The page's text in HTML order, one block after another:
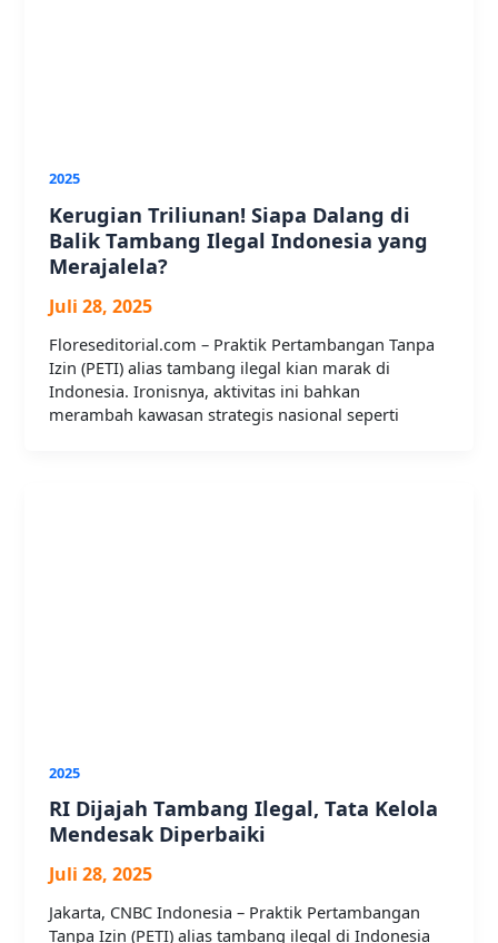
2025
Kerugian Triliunan! Siapa Dalang di
Balik Tambang Ilegal Indonesia yang
Merajalela?
Juli 28, 2025
Floreseditorial.com – Praktik Pertambangan Tanpa
Izin (PETI) alias tambang ilegal kian marak di
Indonesia. Ironisnya, aktivitas ini bahkan
merambah kawasan strategis nasional seperti
2025
RI Dijajah Tambang Ilegal, Tata Kelola
Mendesak Diperbaiki
Juli 28, 2025
Jakarta, CNBC Indonesia – Praktik Pertambangan
Tanpa Izin (PETI) alias tambang ilegal di Indonesia